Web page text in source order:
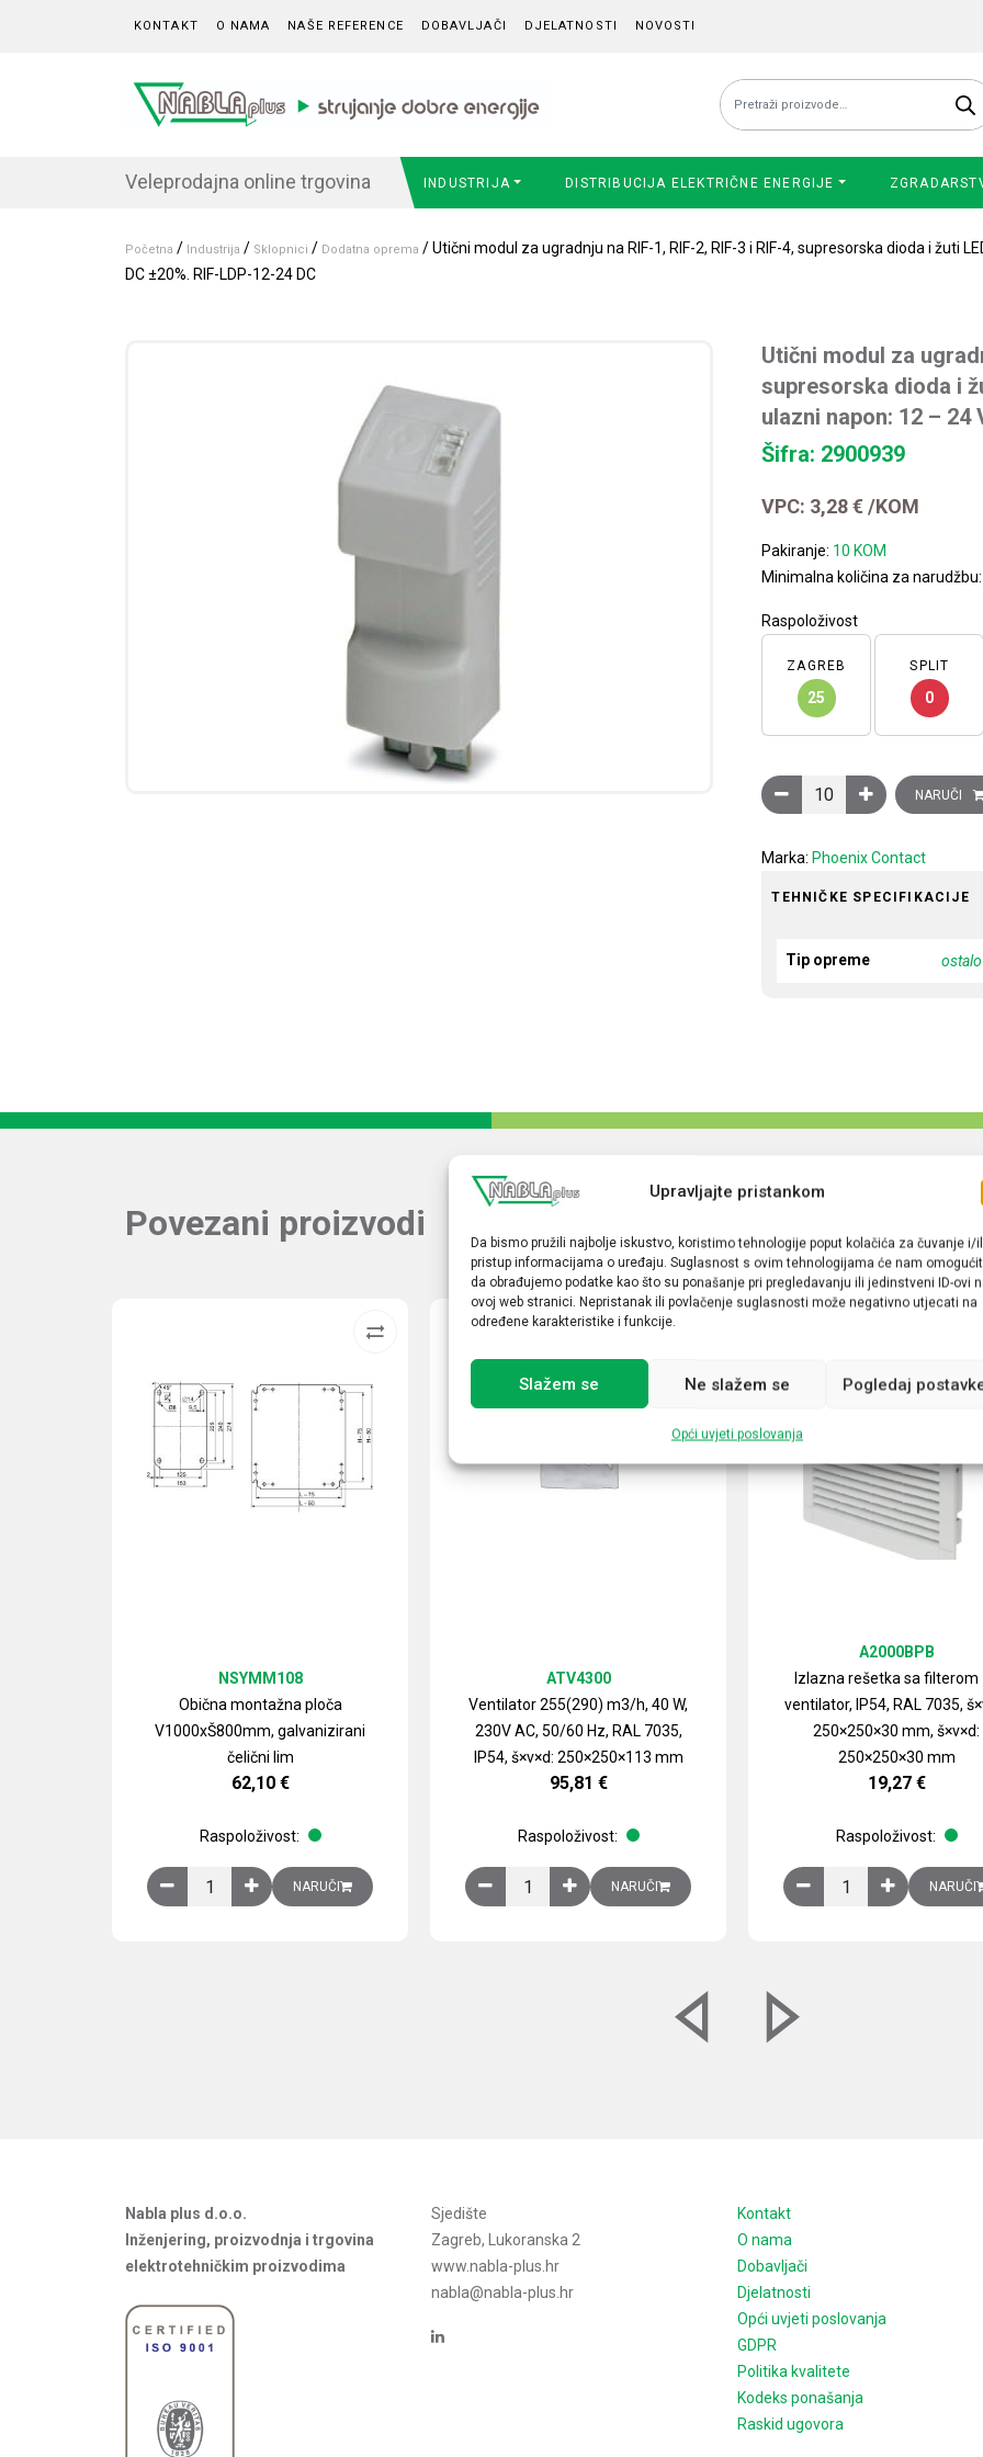
Upravljajte pristankom
Da bismo pružili najbolje iskustvo, koristimo tehnologije poput kolačića za čuvanje i/
pristup informacijama o uređaju. Suglasnost s ovim tehnologijama će nam
da obrađujemo podatke kao što su ponašanje pri pregledavanju ili jedinstveni ID-ovi
ovoj web stranici. Nepristanak ili povlačenje suglasnosti može negativno utjecati na
određene karakteristike i funkcije.
Slažem se Ne slažem se Pogledaj
Opći uvjeti poslovanja
KONTAKT O NAMA NAŠE REFERENCE DOBAVLJAČI DJELATNOSTI NOVOSTI
Pretraži:
Veleprodajna online trgovina INDUSTRIJA DISTRIBUCIJA ELEKTRIČNE ENERGIJE
Početna / Industrija / Sklopnici / Dodatna oprema / Utični modul za ugradnju na RIF-1, RIF-2, RIF-3 i RIF-4, supresorska dioda i žuti
DC ±20%. RIF-LDP-12-24 DC
Utični modul za
supresorska dioda i
ulazni napon: 12 – 24
Šifra: 2900939
VPC: 3,28€ /KOM
Pakiranje: 10 KOM
Minimalna količina za narudžbu:
Raspoloživost
ZAGREB
25
SPLIT
0
Utični modul za ugradnju
NARUČI
Marka: Phoenix Contact
TEHNIČKE SPECIFIKACIJE
Tip opreme ostalo
Povezani proizvodi
Obična montažna ploča
V1000xŠ800mm, galvanizirani
čelični lim
NSYMM108
62,10 €
Raspoloživost:
Obična montažna ploča V1000xŠ800mm, galvanizirani čelični lim količina
NARUČI
Ventilator 255(290) m3/h, 40 W,
230V AC, 50/60 Hz, RAL 7035,
IP54, š×v×d: 250×250×113 mm
ATV4300
95,81 €
Raspoloživost:
Ventilator 255(290) m3/h, 40 W, 230V AC, 50/60 Hz, RAL 7035,
NARUČI
Izlazna rešetka sa filterom
ventilator, IP54, RAL 7035,
250×250×30 mm, š×v×d:
250×250×30 mm
A2000BPB
19,27 €
Raspoloživost:
Izlazna rešetka saNARUČI
Nabla plus d.o.o.
Inženjering, proizvodnja i trgovina
elektrotehničkim proizvodima
Sjedište
Zagreb, Lukoranska 2
www.nabla-plus.hr
nabla@nabla-plus.hr
Kontakt
O nama
Dobavljači
Djelatnosti
Opći uvjeti poslovanja
GDPR
Politika kvalitete
Kodeks ponašanja
Raskid ugovora